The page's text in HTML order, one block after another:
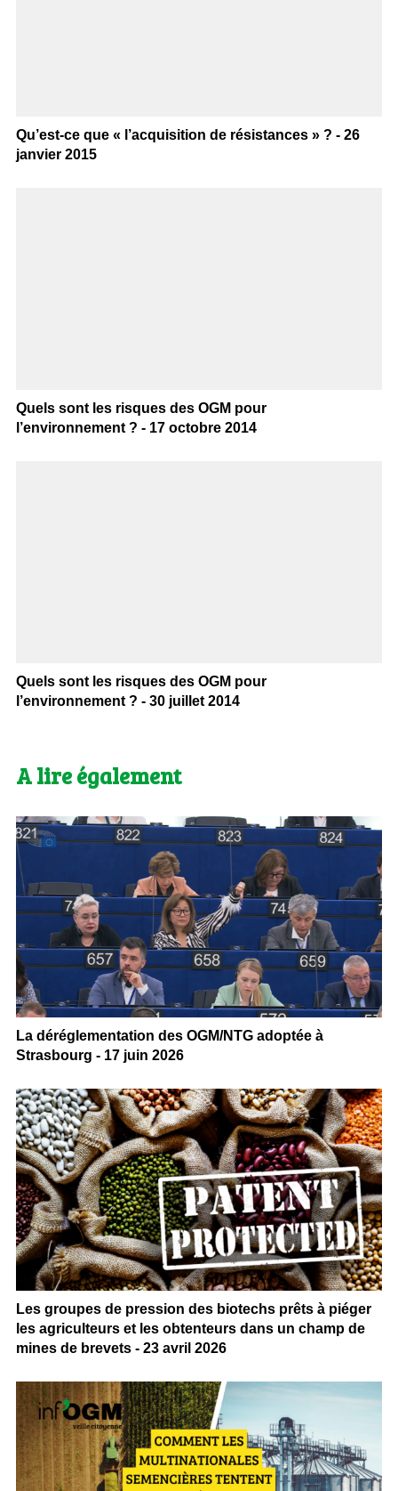
Qu’est-ce que « l’acquisition de résistances » ? - 26
janvier 2015
Quels sont les risques des OGM pour
l’environnement ? - 17 octobre 2014
Quels sont les risques des OGM pour
l’environnement ? - 30 juillet 2014
A lire également
La déréglementation des OGM/NTG adoptée à
Strasbourg - 17 juin 2026
Les groupes de pression des biotechs prêts à piéger
les agriculteurs et les obtenteurs dans un champ de
mines de brevets - 23 avril 2026